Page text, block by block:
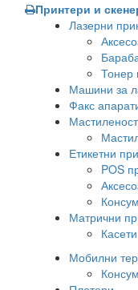
Принтери и
Лазерни
Тонер
Машини за
Факс
Етикетни
POS
Матрични
Мобилни